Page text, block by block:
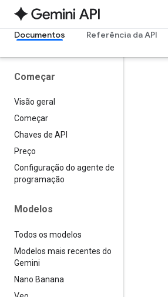
Documentos Referência da API
Começar
Visão geral
Começar
Chaves de API
Preço
Configuração do agente de
programação
Modelos
Todos os modelos
Modelos mais recentes do
Gemini
Nano Banana